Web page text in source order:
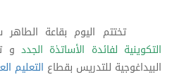
تختتم اليوم بقاعة الطاهر
التكوينية لفائدة الأساتذة الجدد و
البيداغوجية للتدريس بقطاع التعليم